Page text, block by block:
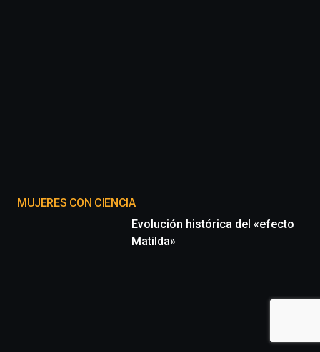
MUJERES CON CIENCIA
Evolución histórica del «efecto
Matilda»